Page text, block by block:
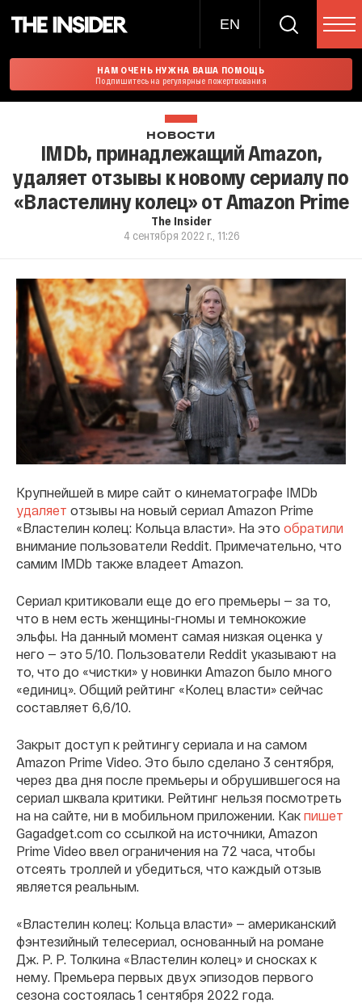
EN
НАМ ОЧЕНЬ НУЖНА ВАША ПОМОЩЬ
Подпишитесь на регулярные пожертвования
НОВОСТИ
IMDb, принадлежащий Amazon,
удаляет отзывы к новому сериалу по
«Властелину колец» от Amazon Prime
The Insider
4 сентября 2022 г., 11:26
Крупнейшей в мире сайт о кинематографе IMDb
удаляет отзывы на новый сериал Amazon Prime
«Властелин колец: Кольца власти». На это обратили
внимание пользователи Reddit. Примечательно, что
самим IMDb также владеет Amazon.
Сериал критиковали еще до его премьеры — за то,
что в нем есть женщины-гномы и темнокожие
эльфы. На данный момент самая низкая оценка у
него — это 5/10. Пользователи Reddit указывают на
то, что до «чистки» у новинки Amazon было много
«единиц». Общий рейтинг «Колец власти» сейчас
составляет 6,6/10.
Закрыт доступ к рейтингу сериала и на самом
Amazon Prime Video. Это было сделано 3 сентября,
через два дня после премьеры и обрушившегося на
сериал шквала критики. Рейтинг нельзя посмотреть
на на сайте, ни в мобильном приложении. Как пишет
Gagadget.com со ссылкой на источники, Amazon
Prime Video ввел ограничения на 72 часа, чтобы
отсеять троллей и убедиться, что каждый отзыв
является реальным.
«Властелин колец: Кольца власти» — американский
фэнтезийный телесериал, основанный на романе
Дж. Р. Р. Толкина «Властелин колец» и сносках к
нему. Премьера первых двух эпизодов первого
сезона состоялась 1 сентября 2022 года.